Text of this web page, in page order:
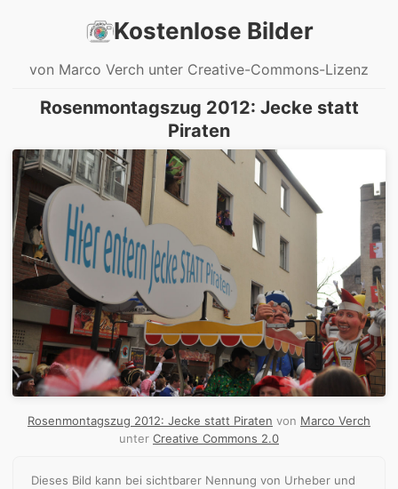
Kostenlose Bilder
von Marco Verch unter Creative-Commons-Lizenz
Rosenmontagszug 2012: Jecke statt
Piraten
Rosenmontagszug 2012: Jecke statt Piraten von Marco Verch
unter Creative Commons 2.0
Dieses Bild kann bei sichtbarer Nennung von Urheber und